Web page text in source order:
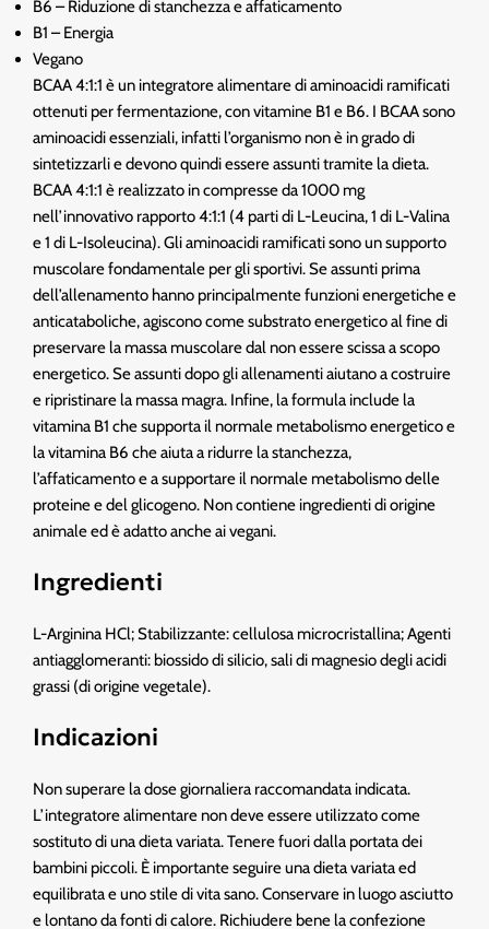
B6 – Riduzione di stanchezza e affaticamento
B1 – Energia
Vegano
BCAA 4:1:1 è un integratore alimentare di aminoacidi ramificati
ottenuti per fermentazione, con vitamine B1 e B6. I BCAA sono
aminoacidi essenziali, infatti l’organismo non è in grado di
sintetizzarli e devono quindi essere assunti tramite la dieta.
BCAA 4:1:1 è realizzato in compresse da 1000 mg
nell’innovativo rapporto 4:1:1 (4 parti di L-Leucina, 1 di L-Valina
e 1 di L-Isoleucina). Gli aminoacidi ramificati sono un supporto
muscolare fondamentale per gli sportivi. Se assunti prima
dell’allenamento hanno principalmente funzioni energetiche e
anticataboliche, agiscono come substrato energetico al fine di
preservare la massa muscolare dal non essere scissa a scopo
energetico. Se assunti dopo gli allenamenti aiutano a costruire
e ripristinare la massa magra. Infine, la formula include la
vitamina B1 che supporta il normale metabolismo energetico e
la vitamina B6 che aiuta a ridurre la stanchezza,
l’affaticamento e a supportare il normale metabolismo delle
proteine ​​e del glicogeno. Non contiene ingredienti di origine
animale ed è adatto anche ai vegani.
Ingredienti
L-Arginina HCl; Stabilizzante: cellulosa microcristallina; Agenti
antiagglomeranti: biossido di silicio, sali di magnesio degli acidi
grassi (di origine vegetale).
Indicazioni
Non superare la dose giornaliera raccomandata indicata.
L’integratore alimentare non deve essere utilizzato come
sostituto di una dieta variata. Tenere fuori dalla portata dei
bambini piccoli. È importante seguire una dieta variata ed
equilibrata e uno stile di vita sano. Conservare in luogo asciutto
e lontano da fonti di calore. Richiudere bene la confezione